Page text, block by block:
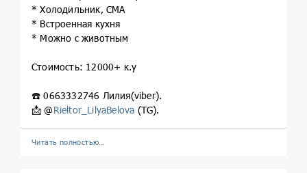
* Холодильник, СМА
* Встроенная кухня
* Можно с животным
Стоимость: 12000+ к.у
☎️ 0663332746 Лилия(viber).
📩 @Rieltor_LilyaBelova (TG).
Читать полностью…